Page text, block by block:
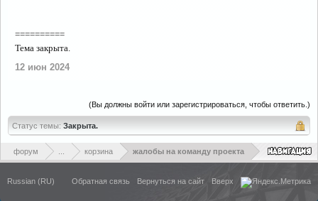
==========
Тема закрыта.
12 июн 2024
(Вы должны войти или зарегистрироваться, чтобы ответить.)
Статус темы: Закрыта.
форум корзина жалобы на команду проекта
Russian (RU) Обратная связь Вернуться на сайт Вверх